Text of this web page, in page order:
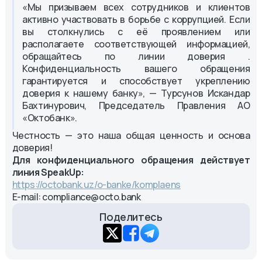
«Мы призываем всех сотрудников и клиентов
активно участвовать в борьбе с коррупцией. Если
вы столкнулись с её проявлением или
располагаете соответствующей информацией,
обращайтесь по линии доверия .
Конфиденциальность вашего обращения
гарантируется и способствует укреплению
доверия к нашему банку», — Турсунов Искандар
Бахтинурович, Председатель Правления АО
«Октобанк».
Честность — это наша общая ценность и основа
доверия!
Для конфиденциального обращения действует
линия SpeakUp:
https://octobank.uz/o-banke/komplaens
E-mail: compliance@octo.bank
Поделитесь